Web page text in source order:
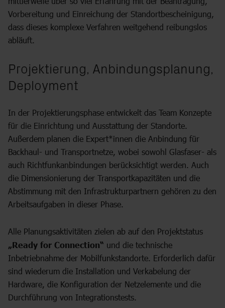
Vorbereitung und Einreichung der Standortbescheinigung,
dass dieses komplexe Verfahren weitgehend reibungslos
abläuft.
Projektierung, Anbindungsplanung,
Deployment
In der Projektierungsphase entwickelt das Team Konzepte
für die Einrichtung und Ausstattung der Standorte.
Außerdem planen die Expert*innen die Anbindung für
Backhaul- und Transportnetze, wobei sowohl Glasfaser- als
auch Richtfunkanbindungen berücksichtigt werden. Auch
die Dimensionierung der Transportkapazitäten und die
Abstimmung mit den Infrastrukturpartnern gehören zu den
Arbeitsaufgaben in dieser Phase.
Alle Planungsaktivitäten zielen ab auf den Projektstatus
„Ready for Connection“ und die technische
Inbetriebnahme der Mobilfunkstandorte. Erforderlich dafür
sind wiederum die Installation und Verkabelung der
Hardware, die Konfiguration der Netzelemente und die
Durchführung von Integrationstests.